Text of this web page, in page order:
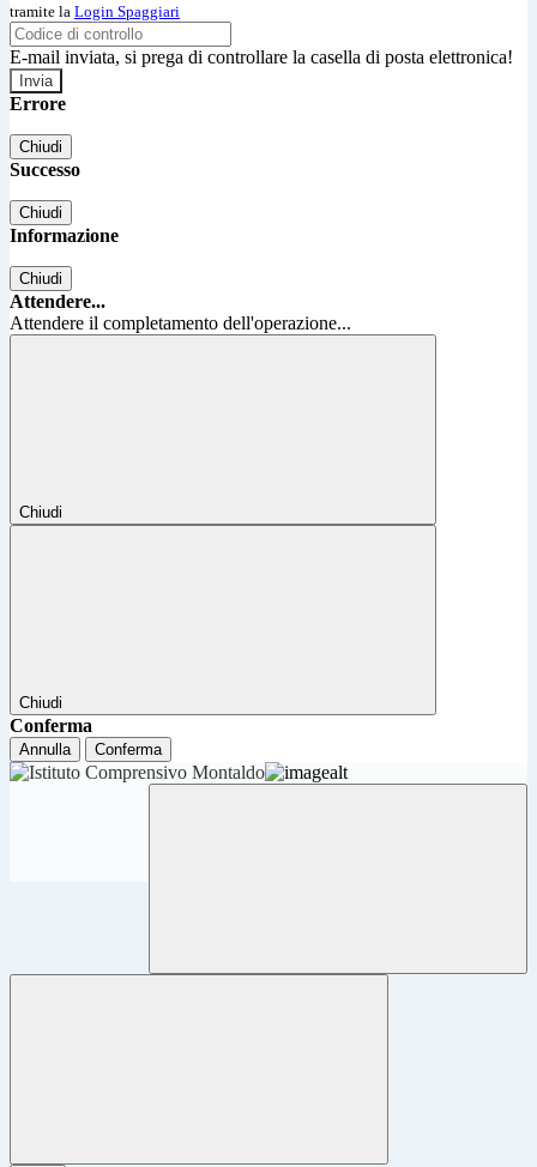
tramite la Login Spaggiari
E-mail inviata, si prega di controllare la casella di posta elettronica!
Errore
Chiudi
Successo
Chiudi
Informazione
Chiudi
Attendere...
Attendere il completamento dell'operazione...
Chiudi
Chiudi
Conferma
Annulla Conferma